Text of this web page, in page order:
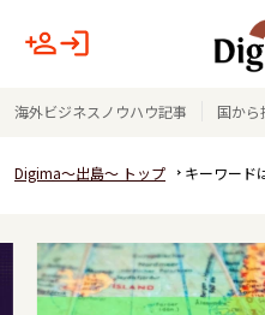
海外ビジネスノウハウ記事 国から
Digima～出島～ トップ キーワード